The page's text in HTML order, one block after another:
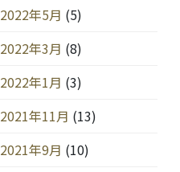
2022年5月 (5)
2022年3月 (8)
2022年1月 (3)
2021年11月 (13)
2021年9月 (10)